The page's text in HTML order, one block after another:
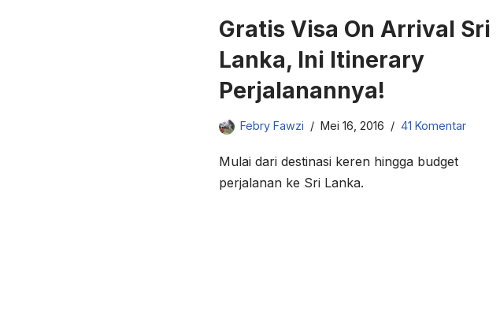
Gratis Visa On Arrival Sri
Lanka, Ini Itinerary
Perjalanannya!
Febry Fawzi Mei 16, 2016 41 Komentar
Mulai dari destinasi keren hingga budget
perjalanan ke Sri Lanka.